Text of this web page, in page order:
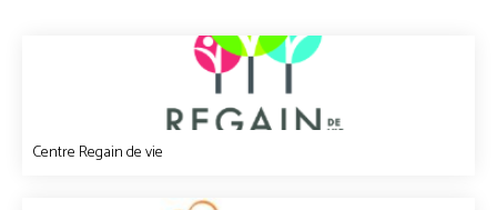
Centre Regain de vie